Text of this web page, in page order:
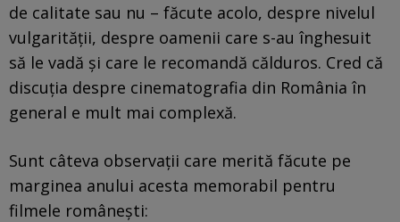
de calitate sau nu – făcute acolo, despre nivelul
vulgarității, despre oamenii care s-au înghesuit
să le vadă și care le recomandă călduros. Cred că
discuția despre cinematografia din România în
general e mult mai complexă.
Sunt câteva observații care merită făcute pe
marginea anului acesta memorabil pentru
filmele românești: